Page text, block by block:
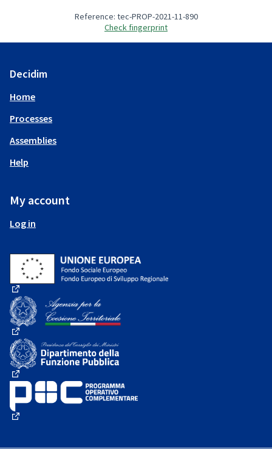
Reference: tec-PROP-2021-11-890
Check fingerprint
Decidim
Home
Processes
Assemblies
Help
My account
Log in
(External link)
(External link)
(External link)